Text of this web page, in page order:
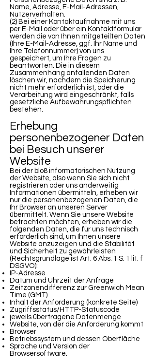
Name, Adresse, E-Mail-Adressen,
Nutzerverhalten.
(2) Bei einer Kontaktaufnahme mit uns
per E-Mail oder über ein Kontaktformular
werden die von Ihnen mitgeteilten Daten
(Ihre E-Mail-Adresse, ggf. Ihr Name und
Ihre Telefonnummer) von uns
gespeichert, um Ihre Fragen zu
beantworten. Die in diesem
Zusammenhang anfallenden Daten
löschen wir, nachdem die Speicherung
nicht mehr erforderlich ist, oder die
Verarbeitung wird eingeschränkt, falls
gesetzliche Aufbewahrungspflichten
bestehen.
Erhebung
personenbezogener Daten
bei Besuch unserer
Website
Bei der bloß informatorischen Nutzung
der Website, also wenn Sie sich nicht
registrieren oder uns anderweitig
Informationen übermitteln, erheben wir
nur die personenbezogenen Daten, die
Ihr Browser an unseren Server
übermittelt. Wenn Sie unsere Website
betrachten möchten, erheben wir die
folgenden Daten, die für uns technisch
erforderlich sind, um Ihnen unsere
Website anzuzeigen und die Stabilität
und Sicherheit zu gewährleisten
(Rechtsgrundlage ist Art. 6 Abs. 1 S. 1 lit. f
DSGVO):
IP-Adresse
Datum und Uhrzeit der Anfrage
Zeitzonendifferenz zur Greenwich Mean
Time (GMT)
Inhalt der Anforderung (konkrete Seite)
Zugriffsstatus/HTTP-Statuscode
jeweils übertragene Datenmenge
Website, von der die Anforderung kommt
Browser
Betriebssystem und dessen Oberfläche
Sprache und Version der
Browsersoftware.